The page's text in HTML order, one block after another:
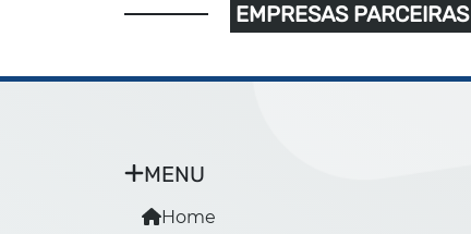
EMPRESAS PARCEIRAS
MENU
Home